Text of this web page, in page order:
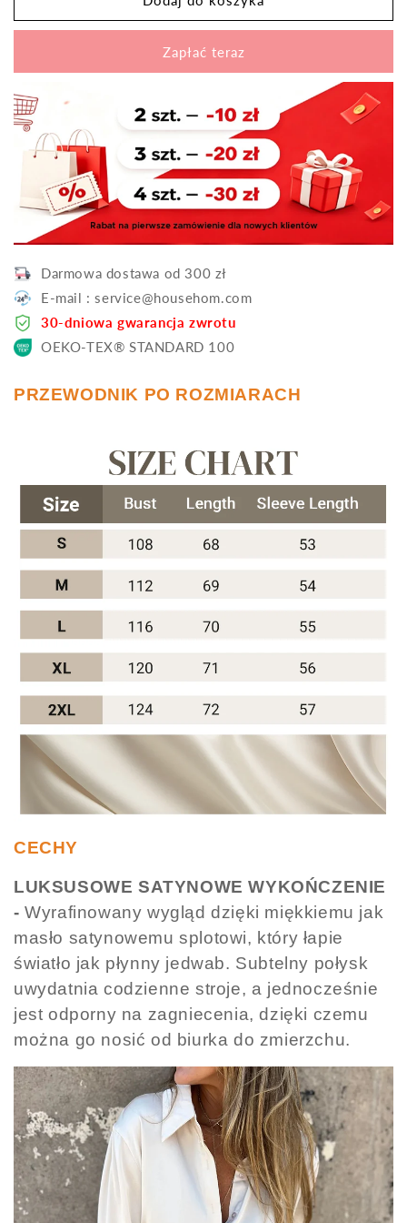
nowości
🎊
satynowa
koszula
z
długim
rękawem
nowości
🎊
Elegancka
satynowa
długim
rękawem
Zapłać teraz
Darmowa dostawa od 300 zł
E-mail : service@househom.com
30-dniowa gwarancja zwrotu
OEKO-TEX® STANDARD 100
PRZEWODNIK PO ROZMIARACH
CECHY
LUKSUSOWE SATYNOWE WYKOŃCZENIE
-Wyrafinowany wygląd dzięki miękkiemu jak
masło satynowemu splotowi, który łapie
światło jak płynny jedwab. Subtelny połysk
uwydatnia codzienne stroje, a jednocześnie
jest odporny na zagniecenia, dzięki czemu
można go nosić od biurka do zmierzchu.